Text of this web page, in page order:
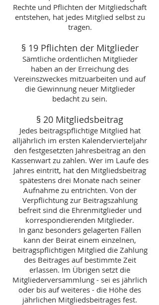
Rechte und Pflichten der Mitgliedschaft
entstehen, hat jedes Mitglied selbst zu
tragen.
§ 19 Pflichten der Mitglieder
Sämtliche ordentlichen Mitglieder
haben an der Erreichung des
Vereinszweckes mitzuarbeiten und auf
die Gewinnung neuer Mitglieder
bedacht zu sein.
§ 20 Mitgliedsbeitrag
Jedes beitragspflichtige Mitglied hat
alljährlich im ersten Kalendervierteljahr
den festgesetzten Jahresbeitrag an den
Kassenwart zu zahlen. Wer im Laufe des
Jahres eintritt, hat den Mitgliedsbeitrag
spätestens drei Monate nach seiner
Aufnahme zu entrichten. Von der
Verpflichtung zur Beitragszahlung
befreit sind die Ehrenmitglieder und
korrespondierenden Mitglieder.
In ganz besonders gelagerten Fällen
kann der Beirat einem einzelnen,
beitragspflichtigen Mitglied die Zahlung
des Beitrages auf bestimmte Zeit
erlassen. Im Übrigen setzt die
Mitgliederversammlung - sei es jährlich
oder bis auf weiteres - die Höhe des
jährlichen Mitgliedsbeitrages fest.